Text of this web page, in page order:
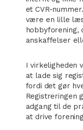
et CVR-
være en lille
hobbyforening,
anskaffelser
I virkeligheden
at lade sig
fordi det gør
Registreringen
adgang til de
at drive